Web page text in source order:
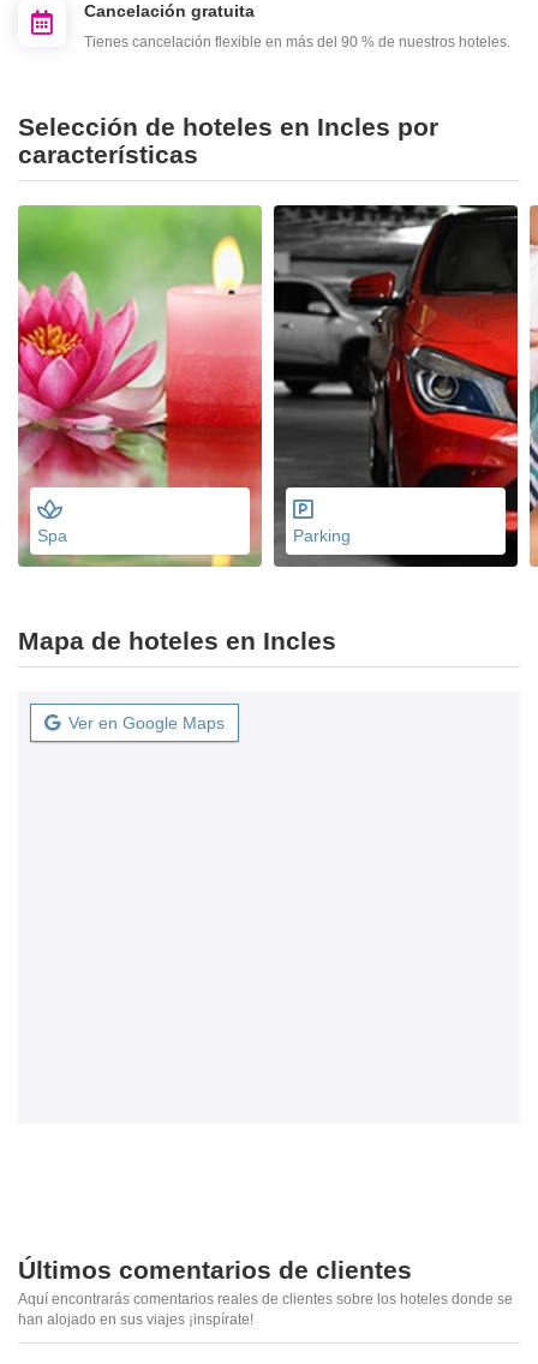
Cancelación gratuita
Tienes cancelación flexible en más del 90 % de nuestros hoteles.
Selección de hoteles en Incles por
características
Spa Parking
Mapa de hoteles en Incles
Ver en Google Maps
Últimos comentarios de clientes
Aquí encontrarás comentarios reales de clientes sobre los hoteles donde se
han alojado en sus viajes ¡inspírate!